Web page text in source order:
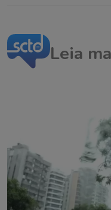
Leia